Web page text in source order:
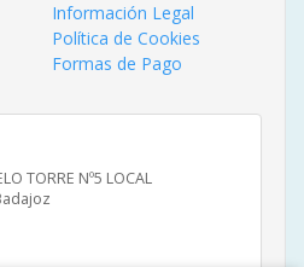
Información Legal
Política de Cookies
Formas de Pago
TORRE Nº5 LOCAL